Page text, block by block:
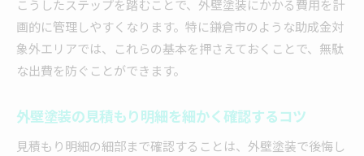
こうしたステップを踏むことで、外壁塗装にかかる費用を計
画的に管理しやすくなります。特に鎌倉市のような助成金対
象外エリアでは、これらの基本を押さえておくことで、無駄
な出費を防ぐことができます。
外壁塗装の見積もり明細を細かく確認するコツ
見積もり明細の細部まで確認することは、外壁塗装で後悔し